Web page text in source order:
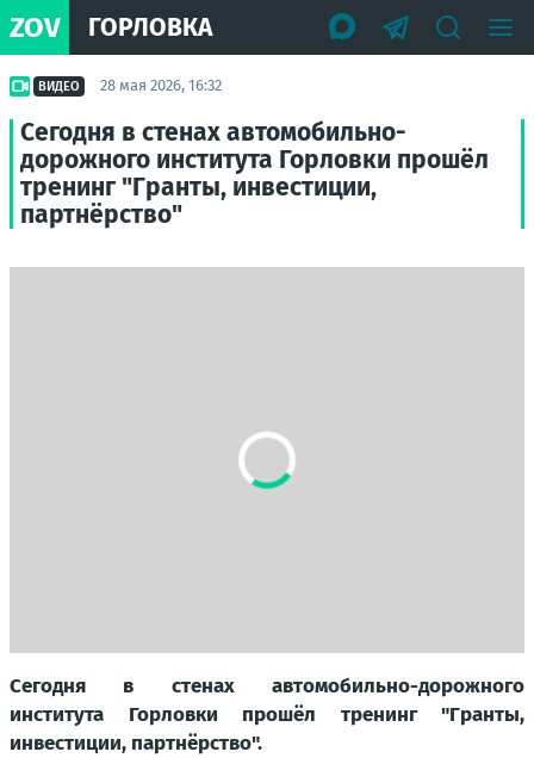
ZOV ГОРЛОВКА
ВИДЕО 28 мая 2026, 16:32
Сегодня в стенах автомобильно-
дорожного института Горловки прошёл
тренинг "Гранты, инвестиции,
партнёрство"
Сегодня в стенах автомобильно-дорожного
института Горловки прошёл тренинг "Гранты,
инвестиции, партнёрство".